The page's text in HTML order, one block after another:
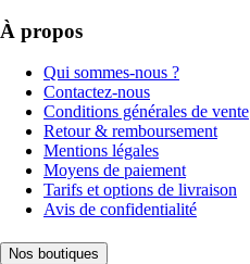
À propos
Qui sommes-nous ?
Contactez-nous
Conditions générales de vente
Retour & remboursement
Mentions légales
Moyens de paiement
Tarifs et options de livraison
Avis de confidentialité
Nos boutiques